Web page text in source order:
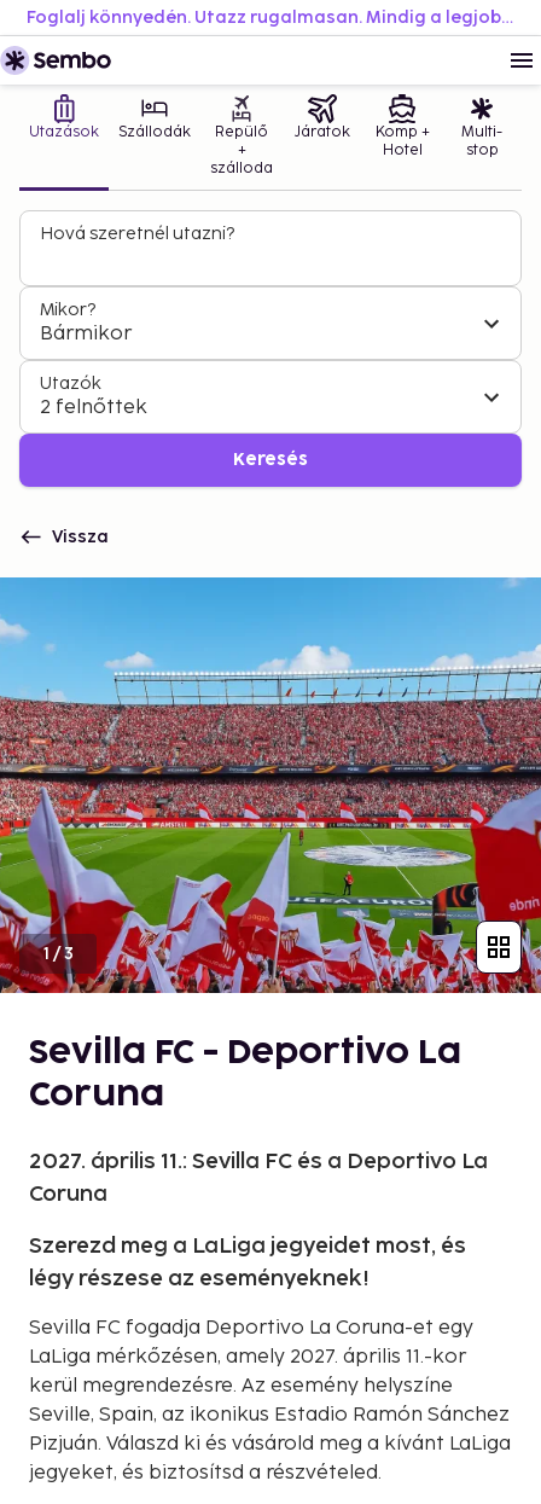
Foglalj könnyedén. Utazz rugalmasan. Mindig a legjobb áron.
Utazások Szállodák
Repülő
+
szálloda
Járatok
Komp +
Hotel
Multi-
stop
Hová szeretnél utazni?
Mikor?
Bármikor
Utazók
2 felnőttek
Keresés
Vissza
1 /3
Sevilla FC - Deportivo La
Coruna
2027. április 11.: Sevilla FC és a Deportivo La
Coruna
Szerezd meg a LaLiga jegyeidet most, és
légy részese az eseményeknek!
Sevilla FC fogadja Deportivo La Coruna-et egy
LaLiga mérkőzésen, amely 2027. április 11.-kor
kerül megrendezésre. Az esemény helyszíne
Seville, Spain, az ikonikus Estadio Ramón Sánchez
Pizjuán. Válaszd ki és vásárold meg a kívánt LaLiga
jegyeket, és biztosítsd a részvételed.